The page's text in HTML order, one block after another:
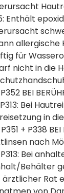
Enthält
für
nicht in die
BEI
P313: Bei
in
+ P338
nach
P313: Bei
Behälter
ärztlicher